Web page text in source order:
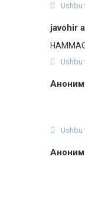
Ushbu
javohir
Ushbu
Аноним
Ushbu
Аноним